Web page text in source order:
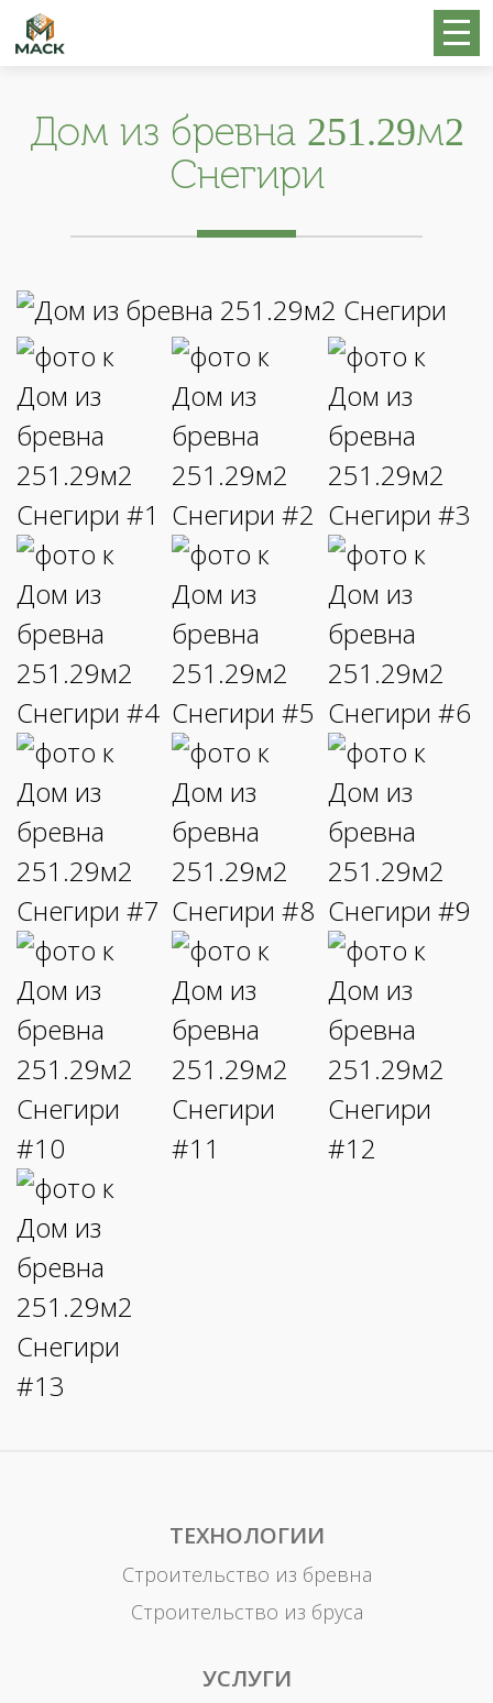
Дом из бревна 251.29м2
Снегири
ТЕХНОЛОГИИ
Строительство из бревна
Строительство из бруса
УСЛУГИ